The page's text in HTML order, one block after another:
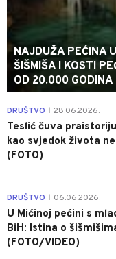
NAJDUŽA PEĆINA
ŠIŠMIŠA I KOSTI
OD 20.000
DRUŠTVO 28.06.2026.
Teslić čuva
kao svjedok života
(FOTO)
DRUŠTVO 06.06.2026.
U Mićinoj pećini s
BiH: Istina o
(FOTO/VIDEO)